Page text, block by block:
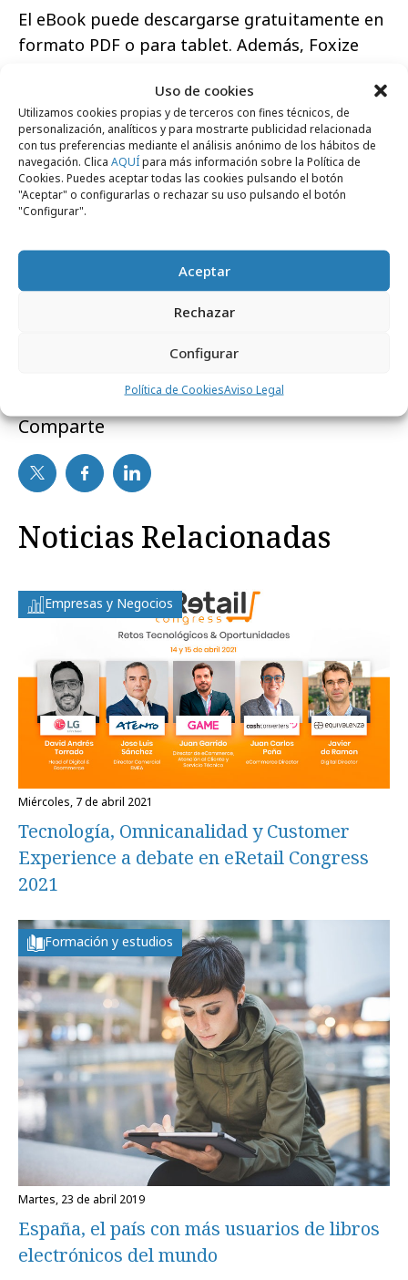
Uso de cookies
Utilizamos cookies propias y de terceros con fines técnicos, de
personalización, analíticos y para mostrarte publicidad relacionada
con tus preferencias mediante el análisis anónimo de los hábitos de
navegación. Clica AQUÍpara más información sobre la Política de
Cookies. Puedes aceptar todas las cookies pulsando el botón
"Aceptar" o configurarlas o rechazar su uso pulsando el botón
"Configurar".
Aceptar
Rechazar
Configurar
Política de CookiesAviso Legal
El eBook puede descargarse gratuitamente en
formato PDF o para tablet. Además, Foxize
temática —La Gestión del Talento en la Era
Digital— donde se presentará oficialmente el
eBook a sus alumnos y profesores. Los
debates tendrán lugar el 26 de mayo en
CaixaForum Madrid y el 27 en CaixaForum
Barcelona.
Las inscripciones al debate son igualmente
gratuitas y se realizan desde la web de Foxize:
Evento Barcelona
Comparte
Noticias Relacionadas
Empresas y Negocios
miércoles, 7 de abril 2021
Tecnología, Omnicanalidad y Customer
Experience a debate en eRetail Congress
2021
Formación y estudios
martes, 23 de abril 2019
España, el país con más usuarios de libros
electrónicos del mundo